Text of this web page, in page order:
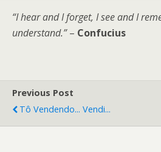
“I hear and I forget, I see and I
understand.”– Confucius
Previous Post
Tô Vendendo... Vendi...